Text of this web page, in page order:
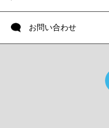
お問い合わせ